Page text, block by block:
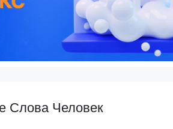
Слова Человек